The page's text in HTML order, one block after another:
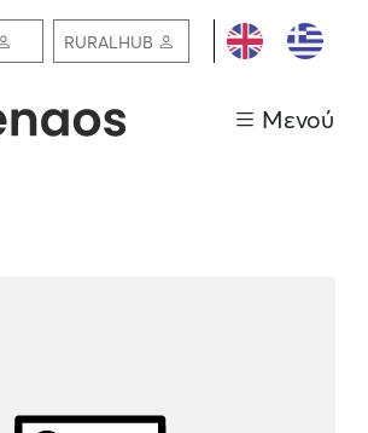
ΕΓΓΡΑΦΗ /
ΣΥΝΔΕΣΗ
RURALHUB
Μενού